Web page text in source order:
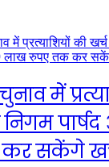
में
सकेंगे